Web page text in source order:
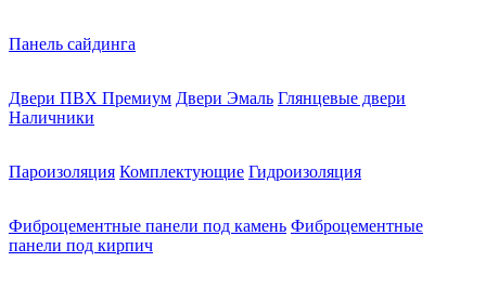
Панель сайдинга
Двери ПВХ Премиум Двери Эмаль Глянцевые двери
Наличники
Пароизоляция Комплектующие Гидроизоляция
Фиброцементные панели под камень Фиброцементные
панели под кирпич